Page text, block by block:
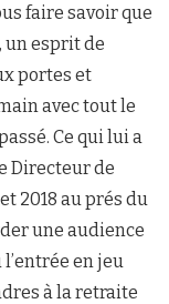
faire savoir que
un esprit de
portes et
avec tout le
Ce qui lui a
Directeur de
2018 au prés du
une audience
en jeu
à la retraite